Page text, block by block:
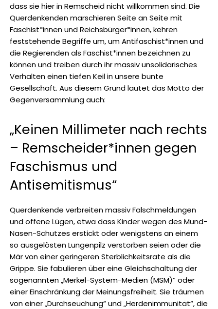
dass sie hier in Remscheid nicht willkommen sind. Die
Querdenkenden marschieren Seite an Seite mit
Faschist*innen und Reichsbürger*innen, kehren
feststehende Begriffe um, um Antifaschist*innen und
die Regierenden als Faschist*innen bezeichnen zu
können und treiben durch ihr massiv unsolidarisches
Verhalten einen tiefen Keil in unsere bunte
Gesellschaft. Aus diesem Grund lautet das Motto der
Gegenversammlung auch:
„Keinen Millimeter nach rechts
– Remscheider*innen gegen
Faschismus und
Antisemitismus“
Querdenkende verbreiten massiv Falschmeldungen
und offene Lügen, etwa dass Kinder wegen des Mund-
Nasen-Schutzes erstickt oder wenigstens an einem
so ausgelösten Lungenpilz verstorben seien oder die
Mär von einer geringeren Sterblichkeitsrate als die
Grippe. Sie fabulieren über eine Gleichschaltung der
sogenannten „Merkel-System-Medien (MSM)“ oder
einer Einschränkung der Meinungsfreiheit. Sie träumen
von einer „Durchseuchung“ und „Herdenimmunität“, die